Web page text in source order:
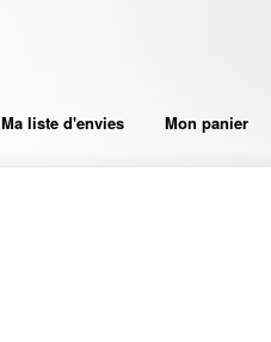
Ma liste d'envies Mon panier